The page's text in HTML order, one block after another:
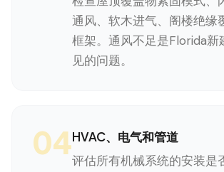
通风、软木进气、阁楼绝缘
框架。通风不足是Florida新
见的问题。
04HVAC、电气和管道
评估所有机械系统的安装是